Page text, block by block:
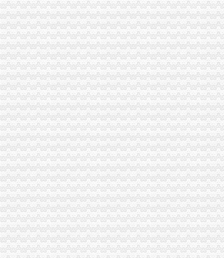
在泉州注册进出口代理公司的流程-家居装修互动问答
中国嘉陵：2010年半年度报告_证券之星
办理广州进出口权的流程有没有公司可以代办进出口权-广州58同城
代理进口清关报检流程_供应产品_东莞市聚海进出口报关有限公司
IC包税进出口代理流程【推荐】,进口报关价格/批发报价/生产厂家/参
【临沂进出口公司注册_进出口公司注册流程_进出口公司注册代理】-
二手机械进口报关|旧设备进口代理|旧机器进口清关流程|手续|通关巨升
【镇江进出口公司注册_进出口公司注册流程_进出口公司注册代理】-
想知道成都进出口退税流程,专业代理公司告诉您-商务-十堰网
渝中区代办进出口公司
山东莱德管阀有限公司（重庆代理）-商铺
鹿泉公司注册服务批发|价格|厂家_顺企网
[股东会]重庆百货：2010年度第三次临时股东大会会议资料-[中财网]
大信国际物流（上海）有限公司重庆分公司-大信国际物流（上海）有
重庆市邮政公司
重庆百货大楼股份有限公司关於预计2015年日常关联交易公告
渝中区海事海商在线律师_渝中区海事海商律师在线免费咨询_华律网
重庆旅游新报社有限公司
渝中区大坪正街四室两厅豪华大套房_重庆渝中区大坪短租房_游天下
重庆食品饮料企业黄页
代办进出口公司
底价办理嘉兴无地址进出口公司注册各类许可证代办-嘉兴58同城
苏州代办进出口,苏州进出口公司办理流程_搜狐财经_搜狐网
代办香港公司英国进出口公司注册提供肥料全套手续-运城58同城